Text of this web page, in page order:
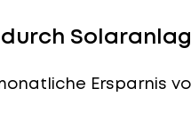
Ersparnis